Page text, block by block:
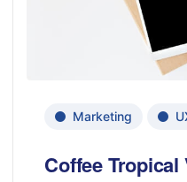
Marketing
Coffee Tropical